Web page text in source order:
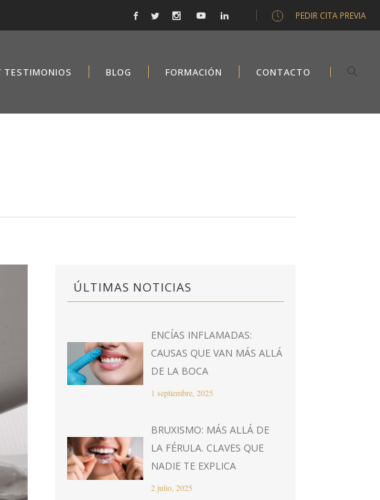
PEDIR CITA PREVIA
TESTIMONIOS BLOG FORMACIÓN CONTACTO
ÚLTIMAS NOTICIAS
ENCÍAS INFLAMADAS:
CAUSAS QUE VAN MÁS ALLÁ
DE LA BOCA
1 septiembre, 2025
BRUXISMO: MÁS ALLÁ DE
LA FÉRULA. CLAVES QUE
NADIE TE EXPLICA
2 julio, 2025